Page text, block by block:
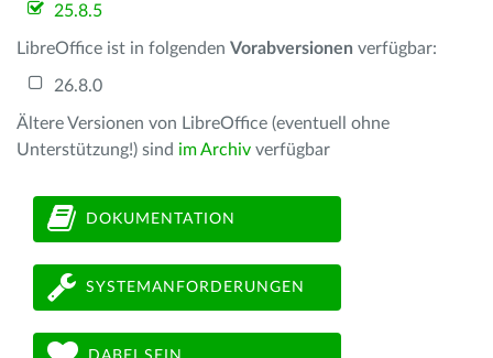
25.8.5
LibreOffice ist in folgenden Vorabversionen verfügbar:
26.8.0
Ältere Versionen von LibreOffice (eventuell ohne
Unterstützung!) sind im Archiv verfügbar
DOKUMENTATION
SYSTEMANFORDERUNGEN